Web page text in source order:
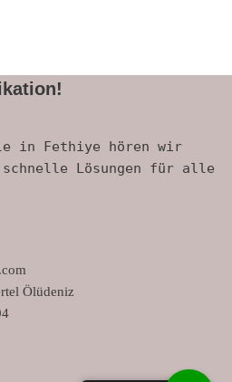
in Fethiye hören wir
Lösungen für alle
Ölüdeniz